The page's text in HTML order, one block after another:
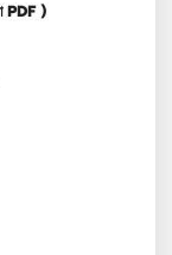
PDF )